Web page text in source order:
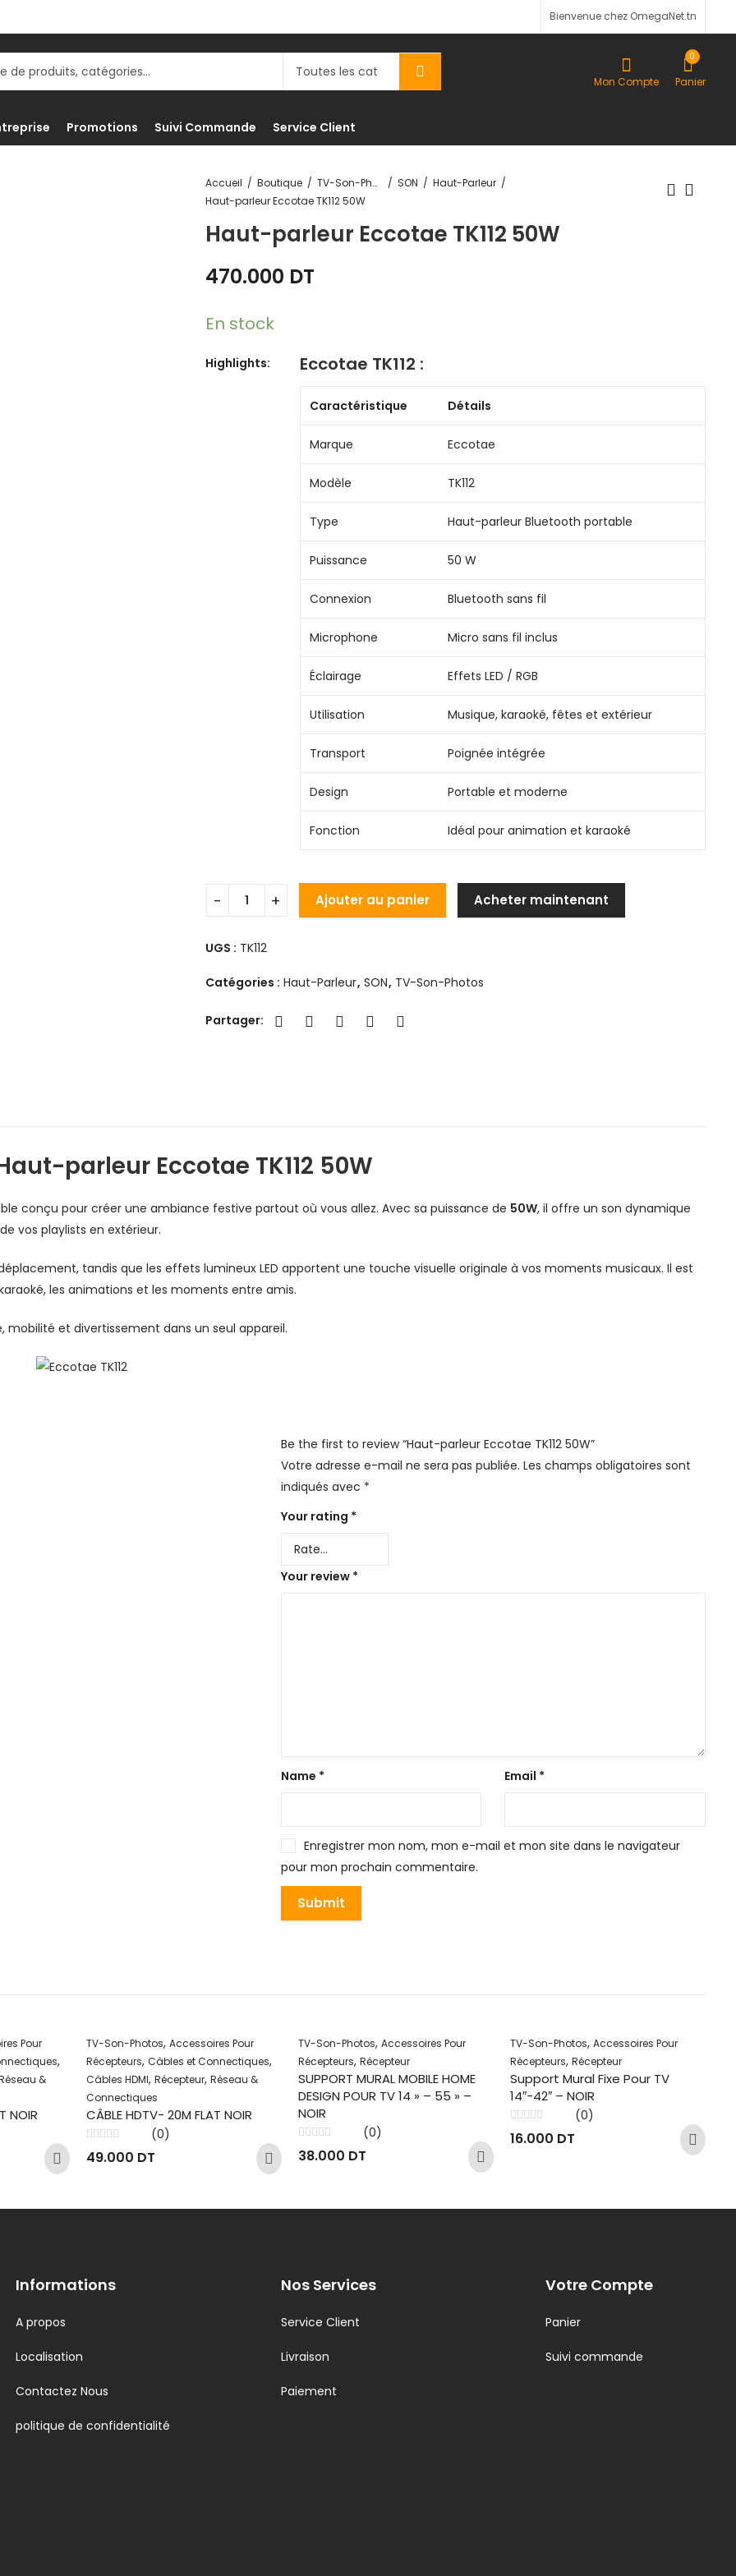
Bienvenue chez OmegaNet.tn
Mon Compte
0
Panier
Promotions Suivi Commande Service Client
Accueil Boutique TV-Son-Photos SON
Haut-Parleur
Haut-parleur Eccotae TK112 50W
Haut-parleur Eccotae TK112 50W
470.000 DT
En stock
Highlights: Eccotae TK112 :
Caractéristique Détails
Marque Eccotae
Modèle TK112
Type Haut-parleur Bluetooth portable
Puissance 50 W
Connexion Bluetooth sans fil
Microphone Micro sans fil inclus
Éclairage Effets LED / RGB
Utilisation Musique, karaoké, fêtes et extérieur
Transport Poignée intégrée
Design Portable et moderne
Fonction Idéal pour animation et karaoké
Ajouter au panier Acheter maintenant
UGS : TK112
Catégories : Haut-Parleur, SON, TV-Son-Photos
Partager:
parleur Eccotae TK112 50W
conçu pour créer une ambiance festive partout où vous allez. Avec sa puissance de 50W, il offre un son dynamique
vos playlists en extérieur.
tandis que les effets lumineux LED apportent une touche visuelle originale à vos moments musicaux. Il est
les animations et les moments entre amis.
mobilité et divertissement dans un seul appareil.
Be the first to review “Haut-parleur Eccotae TK112 50W”
Votre adresse e-mail ne sera pas publiée. Les champs obligatoires sont
indiqués avec *
Your rating *
Your review *
Name * Email *
Enregistrer mon nom, mon e-mail et mon site dans le navigateur
pour mon prochain commentaire.
Pour
,
&
NOIR
TV-Son-Photos, Accessoires Pour
Récepteurs, Câbles et Connectiques,
Câbles HDMI, Récepteur, Réseau &
Connectiques
CÂBLE HDTV- 20M FLAT NOIR
0
(0)
49.000 DT
TV-Son-Photos,Accessoires Pour
Récepteurs,Récepteur
SUPPORT MURAL MOBILE HOME
DESIGN POUR TV 14 » – 55 » –
NOIR
0
(0)
38.000 DT
TV-Son-Photos,Accessoires Pour
Récepteurs,Récepteur
Support Mural Fixe Pour TV
14″-42″ – NOIR
(0)
16.000 DT
Informations
A propos
Localisation
Contactez Nous
politique de confidentialité
Nos Services
Service Client
Livraison
Paiement
Votre Compte
Panier
Suivi commande